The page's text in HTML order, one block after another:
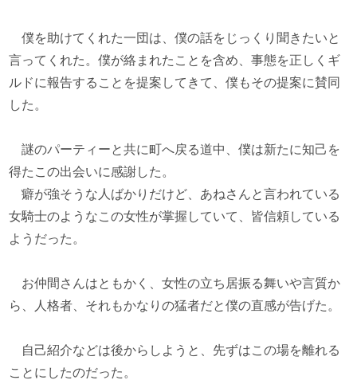
僕を助けてくれた一団は、僕の話をじっくり聞きたいと
言ってくれた。僕が絡まれたことを含め、事態を正しくギ
ルドに報告することを提案してきて、僕もその提案に賛同
した。
謎のパーティーと共に町へ戻る道中、僕は新たに知己を
得たこの出会いに感謝した。
癖が強そうな人ばかりだけど、あねさんと言われている
女騎士のようなこの女性が掌握していて、皆信頼している
ようだった。
お仲間さんはともかく、女性の立ち居振る舞いや言質か
ら、人格者、それもかなりの猛者だと僕の直感が告げた。
自己紹介などは後からしようと、先ずはこの場を離れる
ことにしたのだった。